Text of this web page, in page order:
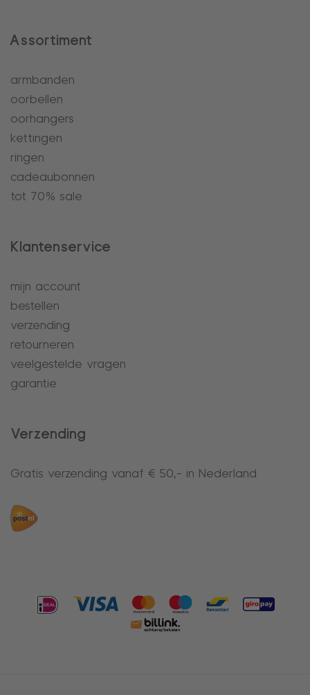
Assortiment
armbanden
oorbellen
oorhangers
kettingen
ringen
cadeaubonnen
tot 70% sale
Klantenservice
mijn account
bestellen
verzending
retourneren
veelgestelde vragen
garantie
Verzending
Gratis verzending vanaf € 50,- in Nederland